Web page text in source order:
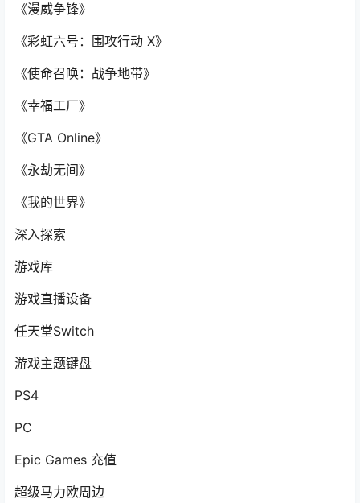
《漫威争锋》
《彩虹六号：围攻行动 X》
《使命召唤：战争地带》
《幸福工厂》
《GTA Online》
《永劫无间》
《我的世界》
深入探索
游戏库
游戏直播设备
任天堂Switch
游戏主题键盘
PS4
PC
Epic Games 充值
超级马力欧周边